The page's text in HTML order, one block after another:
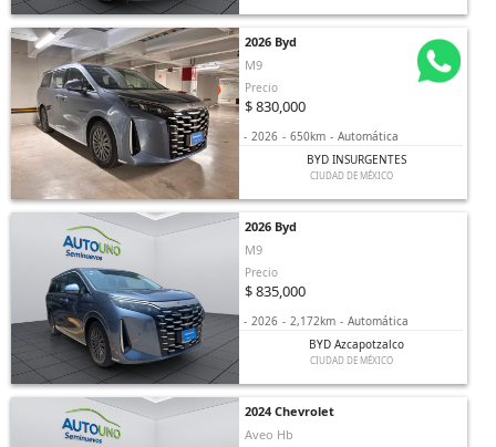
2026 Byd
M9
Precio
$ 830,000
- 2026 - 650km - Automática
BYD INSURGENTES
CIUDAD DE MÉXICO
2026 Byd
M9
Precio
$ 835,000
- 2026 - 2,172km - Automática
BYD Azcapotzalco
CIUDAD DE MÉXICO
2024 Chevrolet
Aveo Hb